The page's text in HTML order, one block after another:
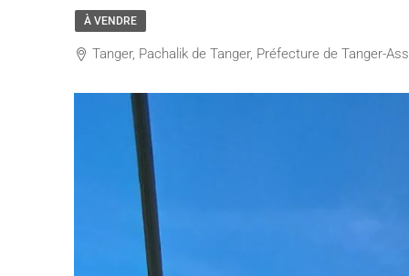
À VENDRE
Tanger, Pachalik de Tanger, Préfecture de Tanger-